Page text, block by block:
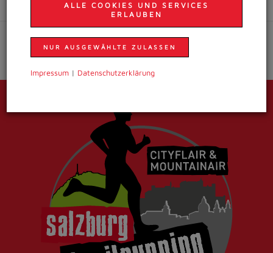
ALLE COOKIES UND SERVICES
ERLAUBEN
NUR AUSGEWÄHLTE ZULASSEN
Impressum | Daten­schutzer­klärung